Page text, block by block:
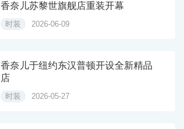
香奈儿苏黎世旗舰店重装开幕
时装 2026-06-09
香奈儿于纽约东汉普顿开设全新精品
店
时装 2026-05-27